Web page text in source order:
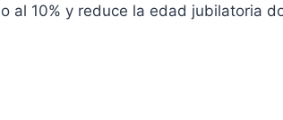
al 10% y reduce la edad jubilatoria